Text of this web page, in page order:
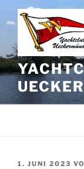
Zum
Inhalt
springen
1. JUNI 2023